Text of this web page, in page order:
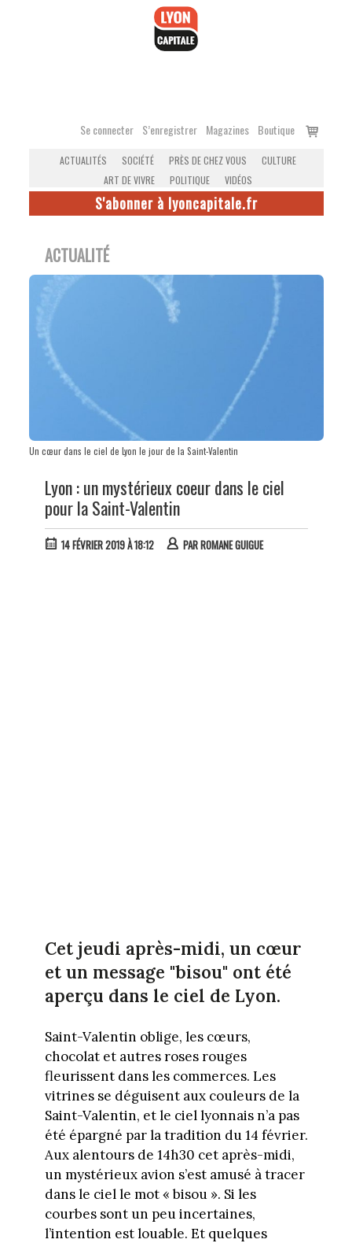
Se connecter S’enregistrer Magazines Boutique
Voir
ACTUALITÉS SOCIÉTÉ PRÈS DE CHEZ VOUS
CULTURE
ART DE VIVRE
POLITIQUE VIDÉOS
S'abonner à lyoncapitale.fr
ACTUALITÉ
Un cœur dans le ciel de Lyon le jour de la Saint-Valentin
Lyon : un mystérieux coeur dans le ciel
pour la Saint-Valentin
14 FÉVRIER 2019 À 18:12 PARROMANE GUIGUE
Cet jeudi après-midi, un cœur
et un message "bisou" ont été
aperçu dans le ciel de Lyon.
Saint-Valentin oblige, les cœurs,
chocolat et autres roses rouges
fleurissent dans les commerces. Les
vitrines se déguisent aux couleurs de la
Saint-Valentin, et le ciel lyonnais n’a pas
été épargné par la tradition du 14 février.
Aux alentours de 14h30 cet après-midi,
un mystérieux avion s’est amusé à tracer
dans le ciel le mot « bisou ». Si les
courbes sont un peu incertaines,
l’intention est louable. Et quelques